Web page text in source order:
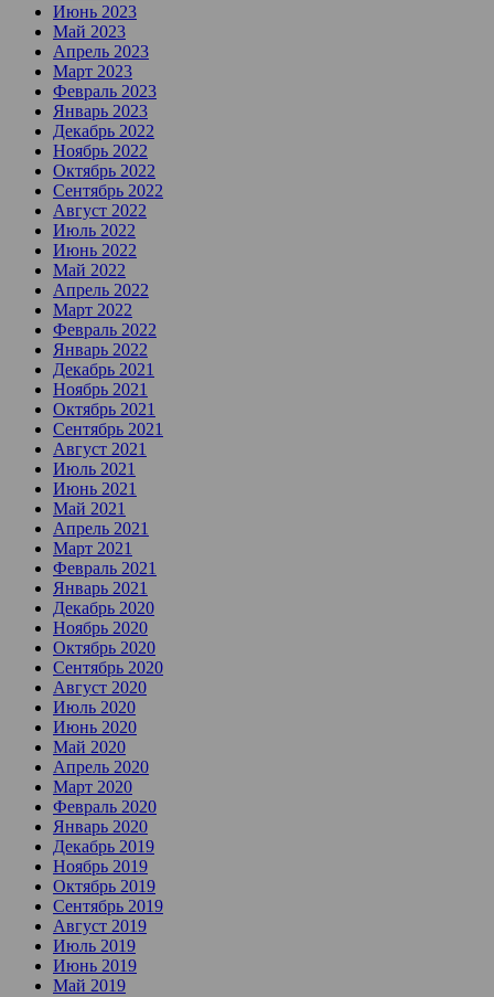
Июнь 2023
Май 2023
Апрель 2023
Март 2023
Февраль 2023
Январь 2023
Декабрь 2022
Ноябрь 2022
Октябрь 2022
Сентябрь 2022
Август 2022
Июль 2022
Июнь 2022
Май 2022
Апрель 2022
Март 2022
Февраль 2022
Январь 2022
Декабрь 2021
Ноябрь 2021
Октябрь 2021
Сентябрь 2021
Август 2021
Июль 2021
Июнь 2021
Май 2021
Апрель 2021
Март 2021
Февраль 2021
Январь 2021
Декабрь 2020
Ноябрь 2020
Октябрь 2020
Сентябрь 2020
Август 2020
Июль 2020
Июнь 2020
Май 2020
Апрель 2020
Март 2020
Февраль 2020
Январь 2020
Декабрь 2019
Ноябрь 2019
Октябрь 2019
Сентябрь 2019
Август 2019
Июль 2019
Июнь 2019
Май 2019